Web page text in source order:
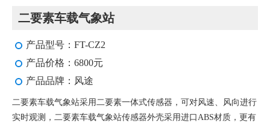
二要素车载气象站
产品型号：FT-CZ2
产品价格：6800元
产品品牌：风途
二要素车载气象站采用二要素一体式传感器，可对风速、风向进行
实时观测，二要素车载气象站传感器外壳采用进口ABS材质，更有